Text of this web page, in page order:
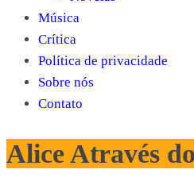
Música
Crítica
Política de privacidade
Sobre nós
Contato
Alice Através